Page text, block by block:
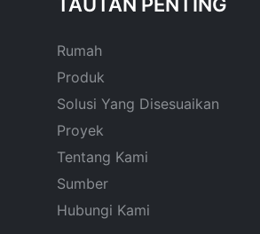
Rumah
Produk
Solusi Yang Disesuaikan
Proyek
Tentang Kami
Sumber
Hubungi Kami